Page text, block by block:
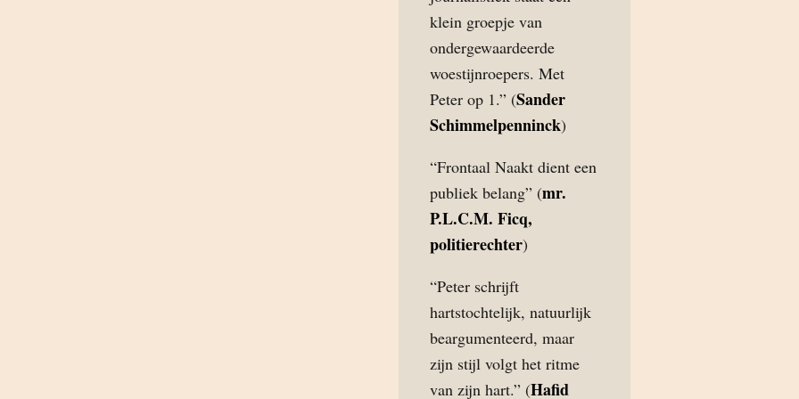
klein groepje van
ondergewaardeerde
woestijnroepers. Met
Peter op 1.” (Sander
Schimmelpenninck)
“Frontaal Naakt dient een
publiek belang” (mr.
P.L.C.M. Ficq,
politierechter)
“Peter schrijft
hartstochtelijk, natuurlijk
beargumenteerd, maar
zijn stijl volgt het ritme
van zijn hart.” (Hafid